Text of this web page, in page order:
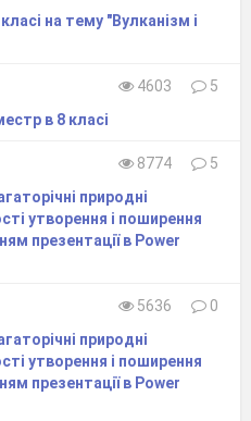
щодо ґрунтів.
– наука, що вивчає
розвиток, склад,
поширення,
з пухких гірських
них рослинності.
взаємодії літосфери,
протягом
на тему "Вулканізм і
4603
5
в 8 класі
8774
5
природні
утворення і поширення
презентації в Power
5636
0
природні
утворення і поширення
презентації в Power